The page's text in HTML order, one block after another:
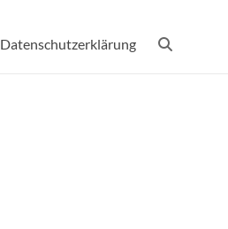
Datenschutzerklärung